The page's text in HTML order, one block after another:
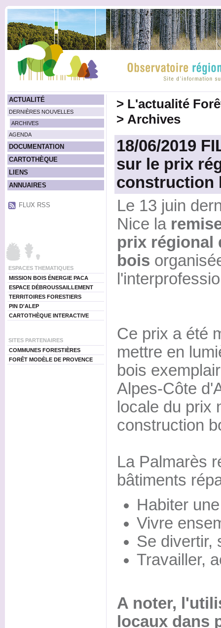
ACTUALITÉ
DERNIÈRES NOUVELLES
ARCHIVES
AGENDA
DOCUMENTATION
CARTOTHÈQUE
LIENS
ANNUAIRES
FLUX RSS
ESPACES THEMATIQUES
MISSION BOIS ÉNERGIE PACA
ESPACE DÉBROUSSAILLEMENT
TERRITOIRES FORESTIERS
PIN D'ALEP
CARTOTHÈQUE INTERACTIVE
SITES PARTENAIRES
COMMUNES FORESTIÈRES
FORÊT MODÈLE DE PROVENCE
> L'actualité
> Archives
18/06/2019
sur le prix
construction
Le 13 juin
Nice la
prix régional
bois
Ce prix a été
mettre en
bois
Alpes-Côte
locale du prix
construction
La Palmarès
bâtiments
Habiter
Vivre
Se divertir,
Travailler,
A noter,
locaux dans